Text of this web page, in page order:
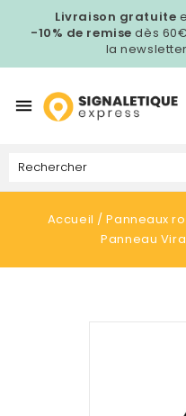
Livraison gratuite
-10% de remise dès
la

Accueil Panneaux
Panneau